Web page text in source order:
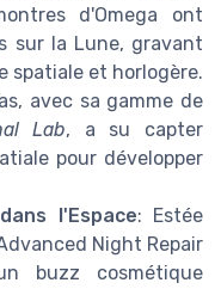
d'Omega ont
sur la Lune, gravant
spatiale et horlogère.
avec sa gamme de
Lab, a su capter
pour développer
l'Espace: Estée
Night Repair
buzz cosmétique